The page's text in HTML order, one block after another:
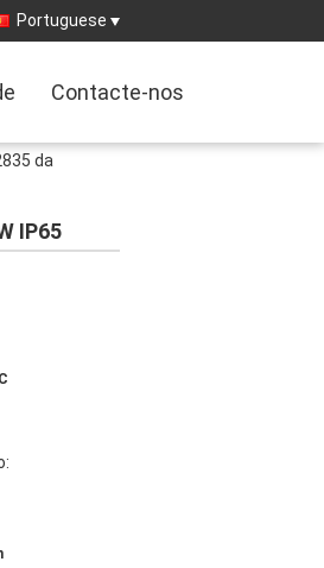
Portuguese
Contacte-nos
da
IP65